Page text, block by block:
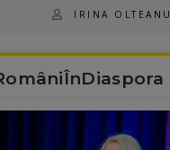
IRINA OLTEANU